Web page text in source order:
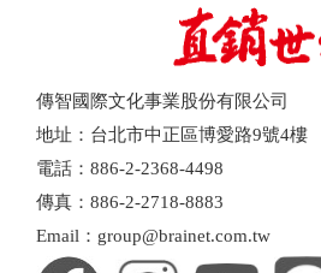
傳智國際文化事業股份有限公司
地址：台北市中正區博愛路9號4樓
電話：886-2-2368-4498
傳真：886-2-2718-8883
Email：group@brainet.com.tw